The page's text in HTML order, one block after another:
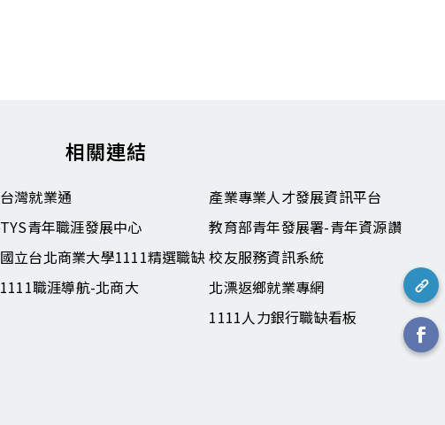
相關連結
台灣就業通
TYS青年職涯發展中心
國立台北商業大學1111精選職缺
1111職涯導航-北商大
產業專業人才發展資訊平台
教育部青年發展署-青年資源讚
校友服務資訊系統
北漂返鄉就業專網
1111人力銀行職缺看板